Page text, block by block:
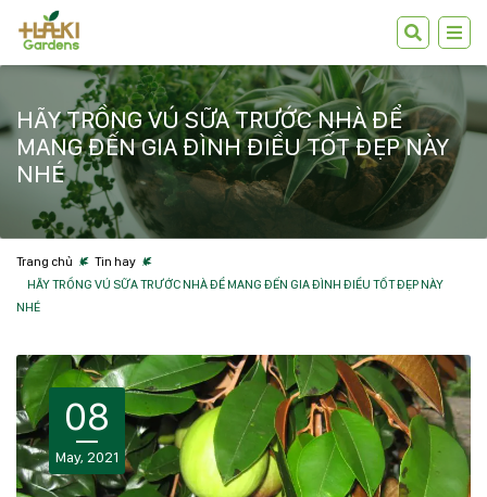
HÃY TRỒNG VÚ SỮA TRƯỚC NHÀ ĐỂ
MANG ĐẾN GIA ĐÌNH ĐIỀU TỐT ĐẸP NÀY
NHÉ
Trang chủ
Tin hay
HÃY TRỒNG VÚ SỮA TRƯỚC NHÀ ĐỂ MANG ĐẾN GIA ĐÌNH ĐIỀU TỐT ĐẸP NÀY
NHÉ
08
May, 2021